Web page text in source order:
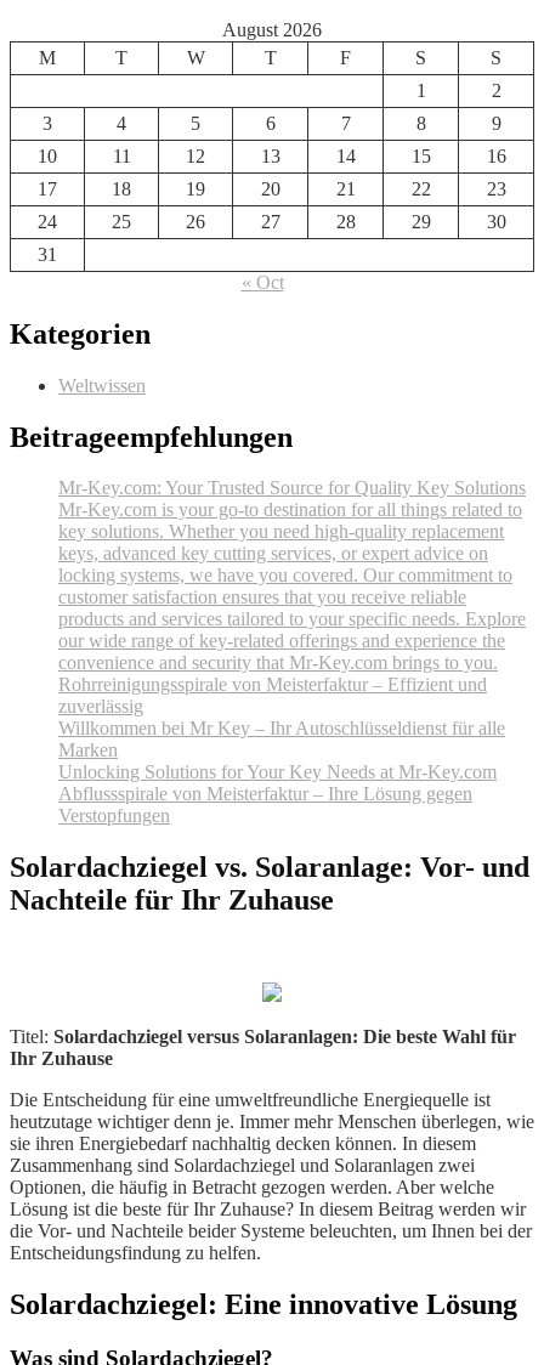
August 2026
M
T W T F S
S
1
2
3
4 5 6 7 8
9
10
11 12 13 14 15
16
17
18 19 20 21 22
23
24
25 26 27 28 29
30
31
« Oct
Kategorien
Weltwissen
Beitrageempfehlungen
Mr-Key.com: Your Trusted Source for Quality Key Solutions
Mr-Key.com is your go-to destination for all things related to
key solutions. Whether you need high-quality replacement
keys, advanced key cutting services, or expert advice on
locking systems, we have you covered. Our commitment to
customer satisfaction ensures that you receive reliable
products and services tailored to your specific needs. Explore
our wide range of key-related offerings and experience the
convenience and security that Mr-Key.com brings to you.
Rohrreinigungsspirale von Meisterfaktur – Effizient und
zuverlässig
Willkommen bei Mr Key – Ihr Autoschlüsseldienst für alle
Marken
Unlocking Solutions for Your Key Needs at Mr-Key.com
Abflussspirale von Meisterfaktur – Ihre Lösung gegen
Verstopfungen
Solardachziegel vs. Solaranlage: Vor- und
Nachteile für Ihr Zuhause
Titel: Solardachziegel versus Solaranlagen: Die beste Wahl für
Ihr Zuhause
Die Entscheidung für eine umweltfreundliche Energiequelle ist
heutzutage wichtiger denn je. Immer mehr Menschen überlegen, wie
sie ihren Energiebedarf nachhaltig decken können. In diesem
Zusammenhang sind Solardachziegel und Solaranlagen zwei
Optionen, die häufig in Betracht gezogen werden. Aber welche
Lösung ist die beste für Ihr Zuhause? In diesem Beitrag werden wir
die Vor- und Nachteile beider Systeme beleuchten, um Ihnen bei der
Entscheidungsfindung zu helfen.
Solardachziegel: Eine innovative Lösung
Was sind Solardachziegel?